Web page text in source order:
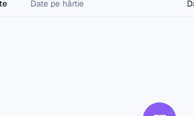
Date pe hârtie